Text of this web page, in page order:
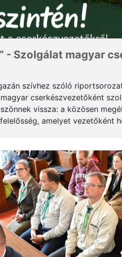
- Szolgálat magyar
szívhez szóló
cserkészvezetőként
vissza: a közösen
amelyet vezetőként